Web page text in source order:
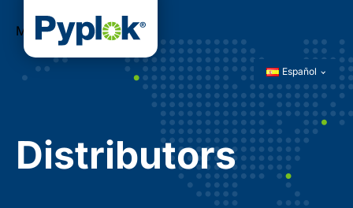
Español
Distributors
Menú